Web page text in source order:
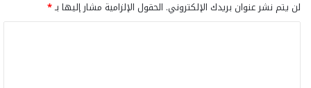
لن يتم نشر عنوان بريدك الإلكتروني. الحقول الإلزامية مشار إليها بـ*